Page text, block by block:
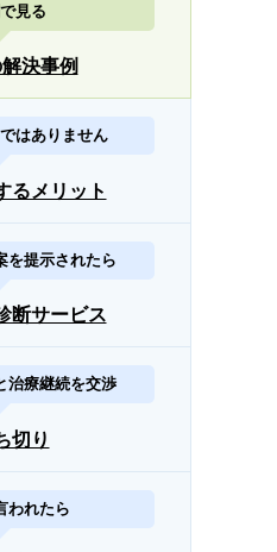
見る
決事例
はありません
るメリット
を提示されたら
断サービス
治療継続を交渉
切り
われたら